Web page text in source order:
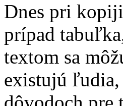
Dnes pri
prípad
textom sa
existujú ľudia,